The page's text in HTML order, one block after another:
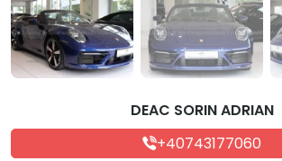
DEAC SORIN ADRIAN
+40743177060